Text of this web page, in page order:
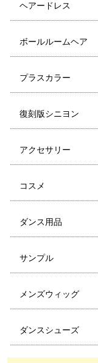
ヘアードレス
ボールルームヘア
プラスカラー
復刻版シニヨン
アクセサリー
コスメ
ダンス用品
サンプル
メンズウィッグ
ダンスシューズ